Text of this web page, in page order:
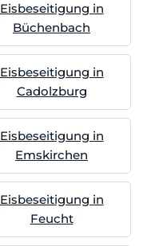
Eisbeseitigung in
Büchenbach
Eisbeseitigung in
Cadolzburg
Eisbeseitigung in
Emskirchen
Eisbeseitigung in
Feucht